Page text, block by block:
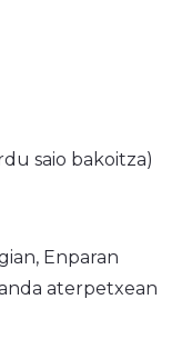
saio bakoitza)
Enparan
aterpetxean